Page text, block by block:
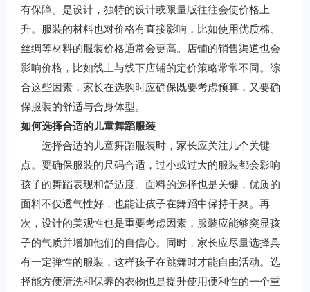
有保障。是设计，独特的设计或限量版往往会使价格上
升。服装的材料也对价格有直接影响，比如使用优质棉、
丝绸等材料的服装价格通常会更高。店铺的销售渠道也会
影响价格，比如线上与线下店铺的定价策略常常不同。综
合这些因素，家长在选购时应确保既要考虑预算，又要确
保服装的舒适与合身体型。
如何选择合适的儿童舞蹈服装
选择合适的儿童舞蹈服装时，家长应关注几个关键
点。要确保服装的尺码合适，过小或过大的服装都会影响
孩子的舞蹈表现和舒适度。面料的选择也是关键，优质的
面料不仅透气性好，也能让孩子在舞蹈中保持干爽。再
次，设计的美观性也是重要考虑因素，服装应能够突显孩
子的气质并增加他们的自信心。同时，家长应尽量选择具
有一定弹性的服装，这样孩子在跳舞时才能自由活动。选
择能方便清洗和保养的衣物也是提升使用便利性的一个重